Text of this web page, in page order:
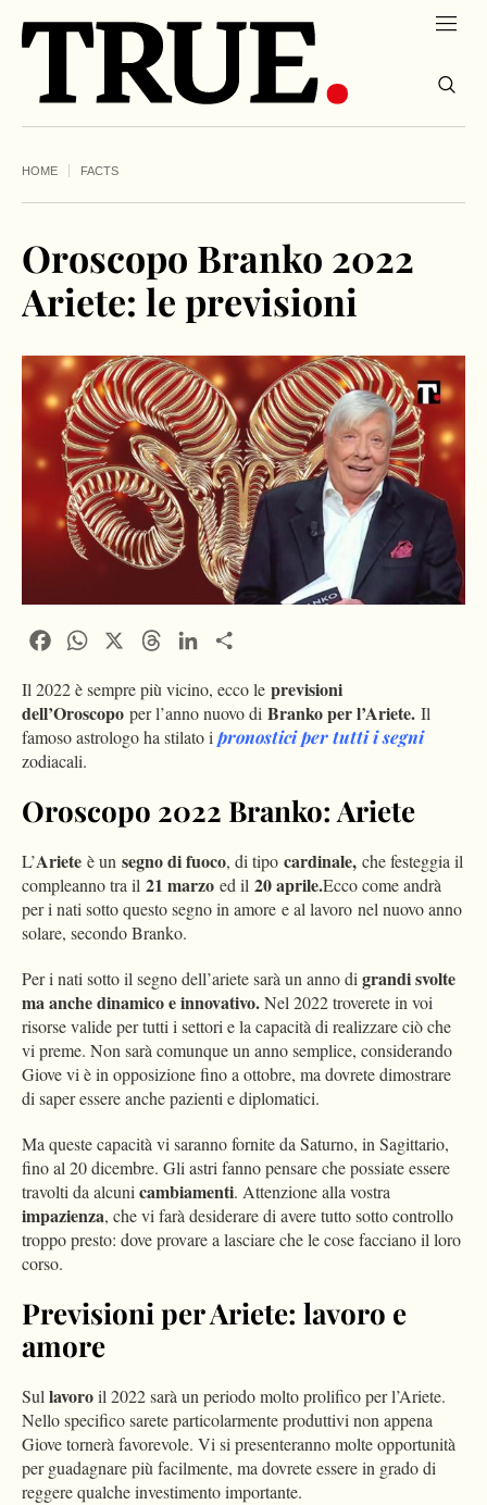
HOME FACTS
Oroscopo Branko 2022
Ariete: le previsioni
FacebookWhatsApp ThreadsLinkedIn
Il 2022 è sempre più vicino, ecco le previsioni
dell’Oroscopo per l’anno nuovo di Branko per l’Ariete. Il
famoso astrologo ha stilato ipronostici per tutti i segni
zodiacali.
Oroscopo 2022 Branko: Ariete
L’Ariete è un segno di fuoco, di tipo cardinale, che festeggia il
compleanno tra il 21 marzo ed il 20 aprile.Ecco come andrà
per i nati sotto questo segno in amore e al lavoro nel nuovo anno
solare, secondo Branko.
Per i nati sotto il segno dell’ariete sarà un anno digrandi svolte
ma anche dinamico e innovativo.Nel 2022 troverete in voi
risorse valide per tutti i settori e la capacità di realizzare ciò che
vi preme. Non sarà comunque un anno semplice, considerando
Giove vi è in opposizione fino a ottobre, ma dovrete dimostrare
di saper essere anche pazienti e diplomatici.
Ma queste capacità vi saranno fornite da Saturno, in Sagittario,
fino al 20 dicembre. Gli astri fanno pensare che possiate essere
travolti da alcunicambiamenti. Attenzione alla vostra
impazienza, che vi farà desiderare di avere tutto sotto controllo
troppo presto: dove provare a lasciare che le cose facciano il loro
corso.
Previsioni per Ariete: lavoro e
amore
Sullavoroil 2022 sarà un periodo molto prolifico per l’Ariete.
Nello specifico sarete particolarmente produttivi non appena
Giove tornerà favorevole. Vi si presenteranno molte opportunità
per guadagnare più facilmente, ma dovrete essere in grado di
reggere qualche investimento importante.